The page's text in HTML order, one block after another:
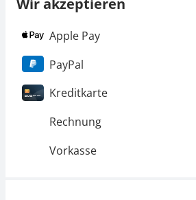
Apple Pay
PayPal
Kreditkarte
Rechnung
Vorkasse